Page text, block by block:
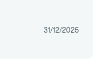
31/12/2025